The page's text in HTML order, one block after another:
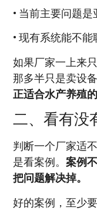
• 当前主要问题是
• 现有系统能不能
如果厂家一上来
那多半只是卖设
正适合水产养殖的
二、看有没
判断一个厂家适
是看案例。 案例
把问题解决掉。
好的案例，至少